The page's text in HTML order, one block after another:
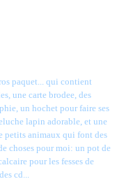
paquet... qui contient
une carte brodee, des
un hochet pour faire ses
lapin adorable, et une
petits animaux qui font des
choses pour moi: un pot de
pour les fesses de
cd...